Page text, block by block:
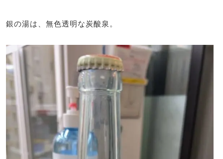
銀の湯は、無色透明な炭酸泉。